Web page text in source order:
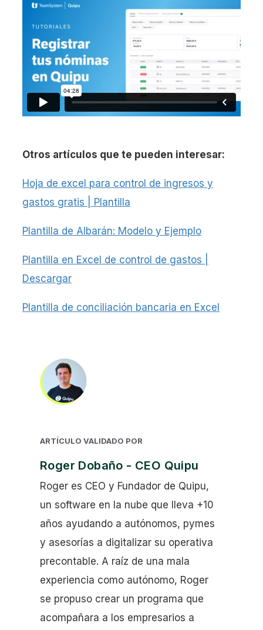
Otros artículos que te pueden interesar:
Hoja de excel para control de ingresos y
gastos gratis | Plantilla
Plantilla de Albarán: Modelo y Ejemplo
Plantilla en Excel de control de gastos |
Descargar
Plantilla de conciliación bancaria en Excel
ARTÍCULO VALIDADO POR
Roger Dobaño - CEO Quipu
Roger es CEO y Fundador de Quipu,
un software en la nube que lleva +10
años ayudando a autónomos, pymes
y asesorías a digitalizar su operativa
precontable. A raíz de una mala
experiencia como autónomo, Roger
se propuso crear un programa que
acompañara a los empresarios a